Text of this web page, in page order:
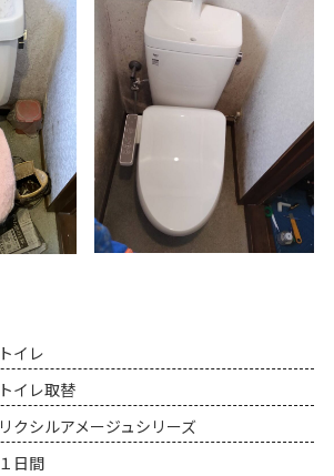
トイレ
トイレ取替
リクシルアメージュシリーズ
１日間